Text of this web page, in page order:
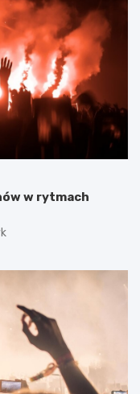
w rytmach